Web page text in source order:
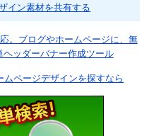
イン素材を共有する